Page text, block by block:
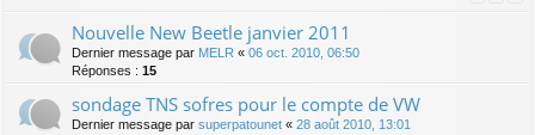
Nouvelle New Beetle janvier 2011
Dernier message par MELR « 06 oct. 2010, 06:50
Réponses : 15
sondage TNS sofres pour le compte de VW
Dernier message par superpatounet « 28 août 2010, 13:01